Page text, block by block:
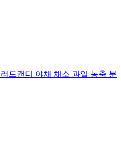
드캔디 야채 채소 과일 농축 분